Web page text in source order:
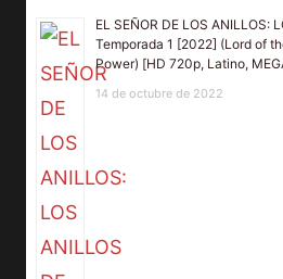
EL SEÑOR DE LOS ANILLOS:
Temporada 1 [2022] (Lord of
Power) [HD 720p, Latino,
14 de octubre de 2022